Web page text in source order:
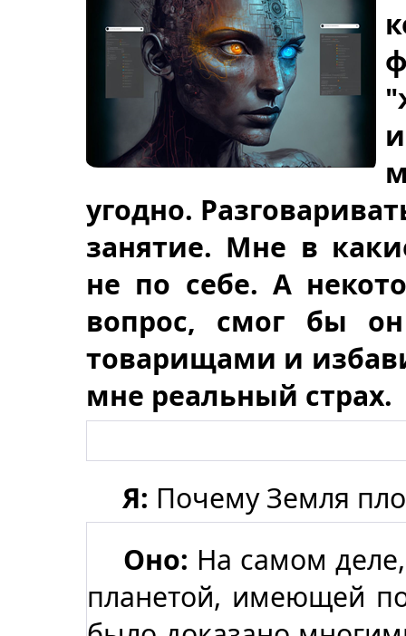
угодно.
занятие. Мне в
не по себе. А
вопрос, смог бы
товарищами и
мне реальный страх.
Я: Почему Земля
Оно: На самом
планетой, имеющей